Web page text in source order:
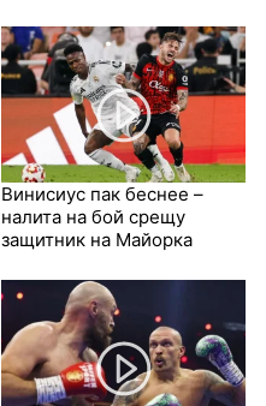
Винисиус пак беснее –
налита на бой срещу
защитник на Майорка